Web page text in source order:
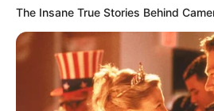
favor, active las
ACTIVAR AHORA
The Insane True Stories Behind